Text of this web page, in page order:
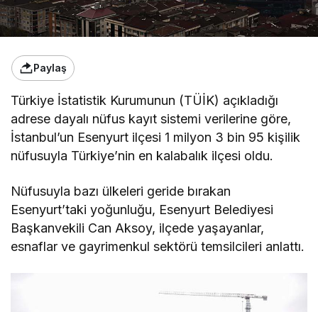
Paylaş
Türkiye İstatistik Kurumunun (TÜİK) açıkladığı
adrese dayalı nüfus kayıt sistemi verilerine göre,
İstanbul’un Esenyurt ilçesi 1 milyon 3 bin 95 kişilik
nüfusuyla Türkiye’nin en kalabalık ilçesi oldu.
Nüfusuyla bazı ülkeleri geride bırakan
Esenyurt’taki yoğunluğu, Esenyurt Belediyesi
Başkanvekili Can Aksoy, ilçede yaşayanlar,
esnaflar ve gayrimenkul sektörü temsilcileri anlattı.